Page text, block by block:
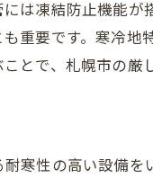
は凍結防止機能
重要です。寒冷
とで、札幌市の厳
寒性の高い設備